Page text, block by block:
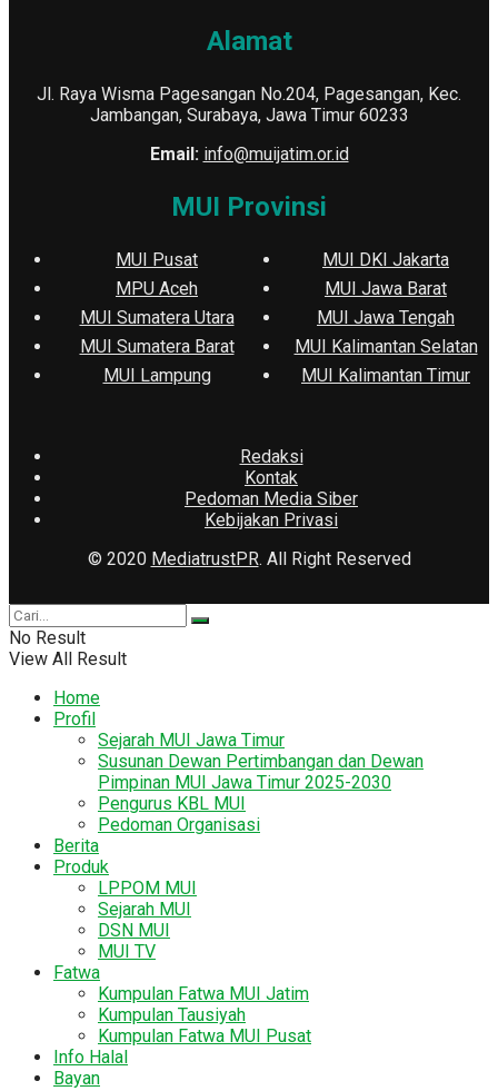
Alamat
Jl. Raya Wisma Pagesangan No.204, Pagesangan, Kec.
Jambangan, Surabaya, Jawa Timur 60233
Email: info@muijatim.or.id
MUI Provinsi
MUI Pusat
MPU Aceh
MUI Sumatera Utara
MUI Sumatera Barat
MUI Lampung
MUI DKI Jakarta
MUI Jawa Barat
MUI Jawa Tengah
MUI Kalimantan Selatan
MUI Kalimantan Timur
Redaksi
Kontak
Pedoman Media Siber
Kebijakan Privasi
© 2020 MediatrustPR. All Right Reserved
No Result
View All Result
Home
Profil
Sejarah MUI Jawa Timur
Susunan Dewan Pertimbangan dan Dewan
Pimpinan MUI Jawa Timur 2025-2030
Pengurus KBL MUI
Pedoman Organisasi
Berita
Produk
LPPOM MUI
Sejarah MUI
DSN MUI
MUI TV
Fatwa
Kumpulan Fatwa MUI Jatim
Kumpulan Tausiyah
Kumpulan Fatwa MUI Pusat
Info Halal
Bayan